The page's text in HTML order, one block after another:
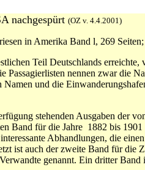
nachgespürt (OZ v. 4.4.2001)
in Amerika Band l, 269
Teil Deutschlands erreichte,
nennen zwar die
und die
stehenden Ausgaben der
Band für die Jahre 1882 bis
Abhandlungen, die
ist auch der zweite Band für die
genannt. Ein dritter Band